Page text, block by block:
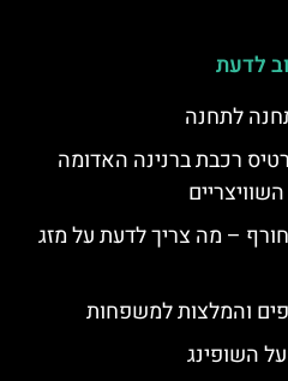
לדעת
לתחנה
רכבת ברנינה האדומה
– מה צריך לדעת על מזג
והמלצות למשפחות
השופינג